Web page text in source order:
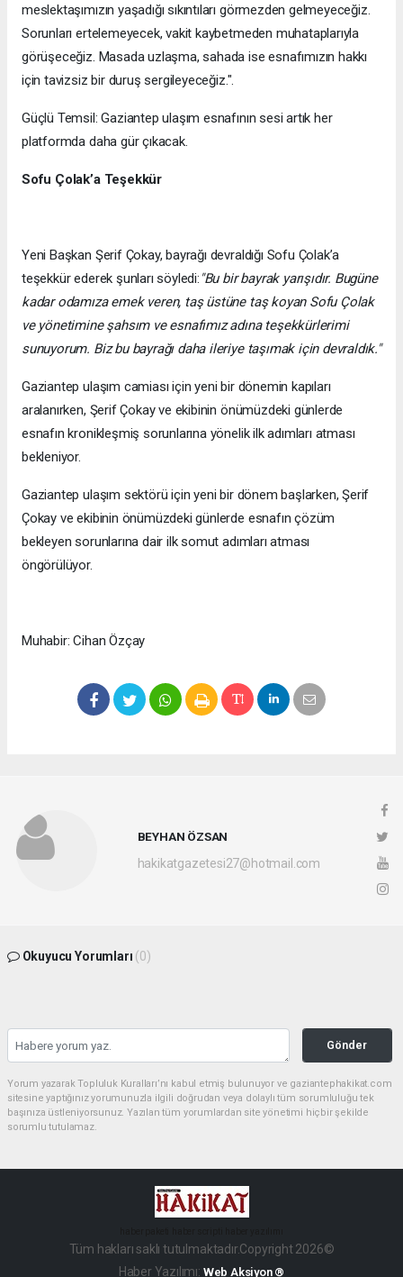
meslektaşımızın yaşadığı sıkıntıları görmezden gelmeyeceğiz.
Sorunları ertelemeyecek, vakit kaybetmeden muhataplarıyla
görüşeceğiz. Masada uzlaşma, sahada ise esnafımızın hakkı
için tavizsiz bir duruş sergileyeceğiz.".
Güçlü Temsil: Gaziantep ulaşım esnafının sesi artık her
platformda daha gür çıkacak.
Sofu Çolak’a Teşekkür
Yeni Başkan Şerif Çokay, bayrağı devraldığı Sofu Çolak’a
teşekkür ederek şunları söyledi: "Bu bir bayrak yarışıdır. Bugüne
kadar odamıza emek veren, taş üstüne taş koyan Sofu Çolak
ve yönetimine şahsım ve esnafımız adına teşekkürlerimi
sunuyorum. Biz bu bayrağı daha ileriye taşımak için devraldık."
Gaziantep ulaşım camiası için yeni bir dönemin kapıları
aralanırken, Şerif Çokay ve ekibinin önümüzdeki günlerde
esnafın kronikleşmiş sorunlarına yönelik ilk adımları atması
bekleniyor.
Gaziantep ulaşım sektörü için yeni bir dönem başlarken, Şerif
Çokay ve ekibinin önümüzdeki günlerde esnafın çözüm
bekleyen sorunlarına dair ilk somut adımları atması
öngörülüyor.
Muhabir: Cihan Özçay
BEYHAN ÖZSAN
hakikatgazetesi27@hotmail.com
Okuyucu Yorumları (0)
Gönder
Yorum yazarak Topluluk Kuralları’nı kabul etmiş bulunuyor ve gaziantephakikat.com
sitesine yaptığınız yorumunuzla ilgili doğrudan veya dolaylı tüm sorumluluğu tek
başınıza üstleniyorsunuz. Yazılan tüm yorumlardan site yönetimi hiçbir şekilde
sorumlu tutulamaz.
Tüm hakları saklı tutulmaktadır.Copyright 2026©
Haber Yazılımı: Web Aksiyon ®